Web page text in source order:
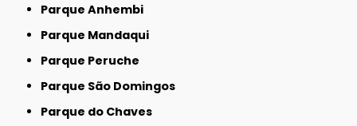
Parque Anhembi
Parque Mandaqui
Parque Peruche
Parque São Domingos
Parque do Chaves